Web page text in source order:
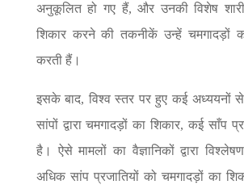
अनुकूलित हो गए हैं, और उनकी विशेष
शिकार करने की तकनीकें उन्हें चमगादड़ों
करती हैं।
इसके बाद, विश्व स्तर पर हुए कई अध्ययनों
सांपों द्वारा चमगादड़ों का शिकार, कई साँप
है। ऐसे मामलों का वैज्ञानिकों द्वारा
अधिक सांप प्रजातियों को चमगादड़ों का